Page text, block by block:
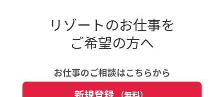
リゾートのお仕事を
ご希望の方へ
お仕事のご相談はこちらから
新規登録 （無料）